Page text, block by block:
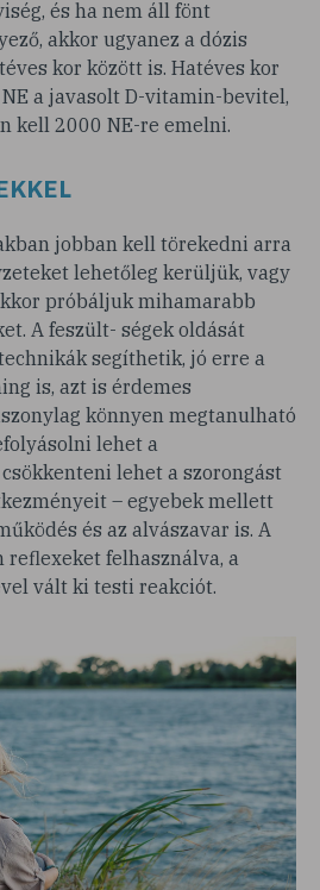
és ha nem áll fönt
akkor ugyanez a dózis
kor között is. Hatéves kor
a javasolt D-vitamin-bevitel,
kell 2000 NE-re emelni.
jobban kell törekedni arra
lehetőleg kerüljük, vagy
próbáljuk mihamarabb
A feszült- ségek oldását
segíthetik, jó erre a
is, azt is érdemes
könnyen megtanulható
lehet a
lehet a szorongást
– egyebek mellett
és az alvászavar is. A
felhasználva, a
vált ki testi reakciót.